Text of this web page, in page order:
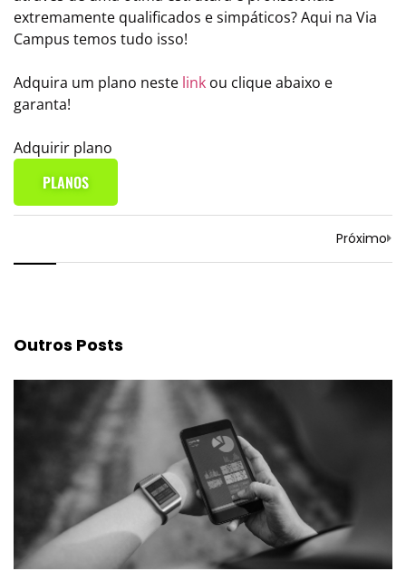
extremamente qualificados e simpáticos? Aqui na Via
Campus temos tudo isso!
Adquira um plano neste link ou clique abaixo e
garanta!
Adquirir plano
PLANOS
Próximo
Outros Posts